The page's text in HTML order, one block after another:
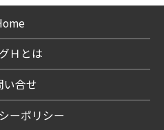
Ｈとは
い合せ
ーポリシー